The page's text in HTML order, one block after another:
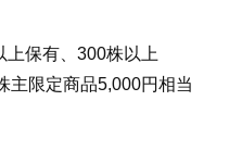
保有、300株以上
主限定商品5,000円相当